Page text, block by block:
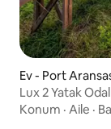
Ev - Port
Lux 2 Yatak
Konum · Aile ·